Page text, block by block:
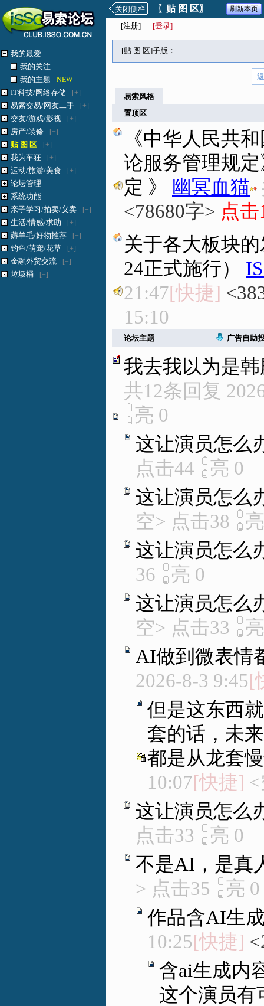
我的最爱
我的关注
我的主题
NEW
IT科技/网络存储 [+]
易索交易/网友二手 [+]
交友/游戏/影视 [+]
房产/装修 [+]
贴 图 区 [+]
我为车狂 [+]
运动/旅游/美食 [+]
论坛管理
系统功能
亲子学习/拍卖/义卖
[+]
生活/情感/求助 [+]
薅羊毛/好物推荐 [+]
钓鱼/萌宠/花草 [+]
金融外贸交流 [+]
垃圾桶 [+]
关闭侧栏 〖贴 图 区〗 刷新本页
[注册] [登录]
[贴 图 区]子版：
易索风格
置顶区
《中华人民共
论服务管理规
定 》
幽冥血猫
<78680字> 点击
关于各大板块
24正式施行）
21:47[快捷]
15:10
论坛主题 广告自助
我去我以为是
共12条回复
亮 0
这让演员怎么
点击44
亮 0
这让演员怎么
空> 点击38
这让演员怎么
36
亮 0
这让演员怎么
空> 点击33
AI做到微表情
2026-8-3 9:45[
但是这东西
套的话，未
都是从龙套
10:07[快捷]
这让演员怎么
点击33
亮 0
不是AI，是真
> 点击35
亮 0
作品含AI生
10:25[快捷]
含ai生成内
这个演员有